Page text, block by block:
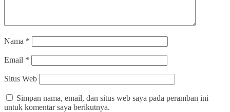
Nama *
Email *
Situs Web
Simpan nama, email, dan situs web saya pada peramban ini
untuk komentar saya berikutnya.